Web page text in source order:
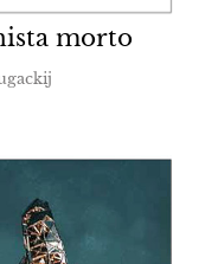
morto